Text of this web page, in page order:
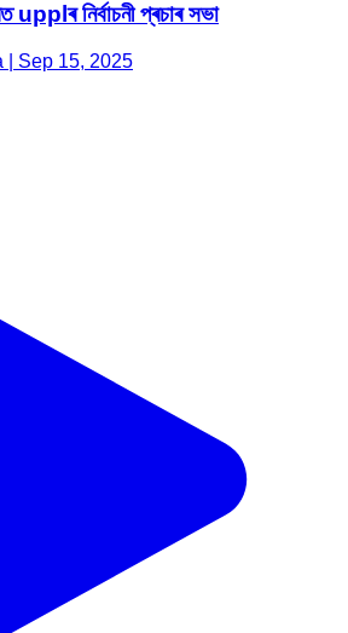
নিৰ্বাচনী প্ৰচাৰ সভা
| Sep 15, 2025